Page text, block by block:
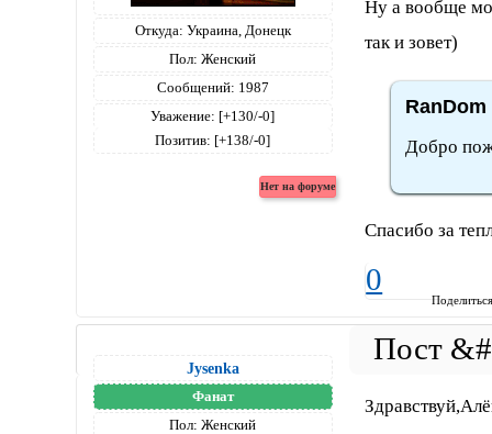
Откуда: Украина, Донецк
Пол: Женский
Сообщений: 1987
Уважение: [+130/-0]
Позитив: [+138/-0]
Ну а вообще
так и зовет)
Добро
Спасибо за
0
Jysenka
Фанат
Пол: Женский